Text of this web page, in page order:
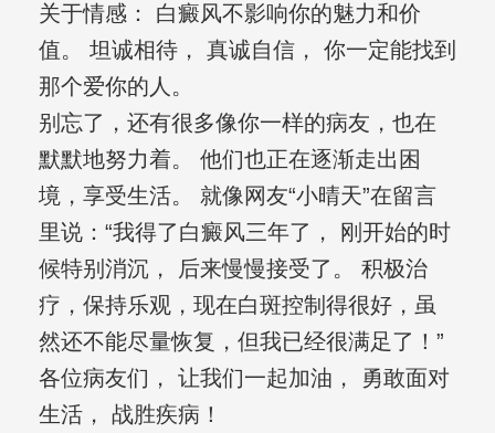
关于情感： 白癜风不影响你的魅力和价
值。 坦诚相待， 真诚自信， 你一定能找到
那个爱你的人。
别忘了，还有很多像你一样的病友，也在
默默地努力着。 他们也正在逐渐走出困
境，享受生活。 就像网友“小晴天”在留言
里说：“我得了白癜风三年了， 刚开始的时
候特别消沉， 后来慢慢接受了。 积极治
疗，保持乐观，现在白斑控制得很好，虽
然还不能尽量恢复，但我已经很满足了！”
各位病友们， 让我们一起加油， 勇敢面对
生活， 战胜疾病！